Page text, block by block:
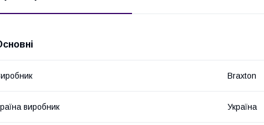
Braxton
виробник Україна